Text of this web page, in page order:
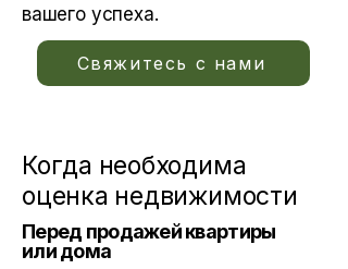
вашего успеха.
Свяжитесь с нами
Когда необходима
оценка недвижимости
Перед продажей квартиры
или дома